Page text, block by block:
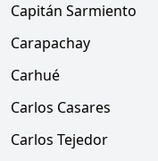
Capitán Sarmiento
Carapachay
Carhué
Carlos Casares
Carlos Tejedor